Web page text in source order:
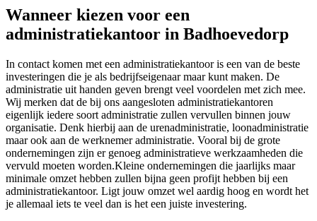
Wanneer kiezen voor een
administratiekantoor in Badhoevedorp
In contact komen met een administratiekantoor is een van de beste
investeringen die je als bedrijfseigenaar maar kunt maken. De
administratie uit handen geven brengt veel voordelen met zich mee.
Wij merken dat de bij ons aangesloten administratiekantoren
eigenlijk iedere soort administratie zullen vervullen binnen jouw
organisatie. Denk hierbij aan de urenadministratie, loonadministratie
maar ook aan de werknemer administratie. Vooral bij de grote
ondernemingen zijn er genoeg administratieve werkzaamheden die
vervuld moeten worden.Kleine ondernemingen die jaarlijks maar
minimale omzet hebben zullen bijna geen profijt hebben bij een
administratiekantoor. Ligt jouw omzet wel aardig hoog en wordt het
je allemaal iets te veel dan is het een juiste investering.